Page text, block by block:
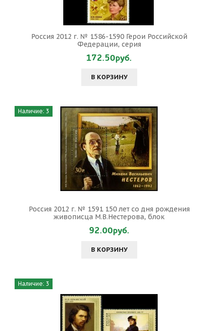
Россия 2012 г. № 1586-1590 Герои Российской
Федерации, серия
172.50руб.
В КОРЗИНУ
Наличие: 3
Россия 2012 г. № 1591 150 лет со дня рождения
живописца М.В.Нестерова, блок
92.00руб.
В КОРЗИНУ
Наличие: 3